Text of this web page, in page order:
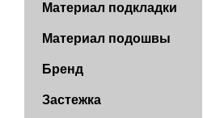
Материал подкладки
Материал подошвы
Бренд
Застежка